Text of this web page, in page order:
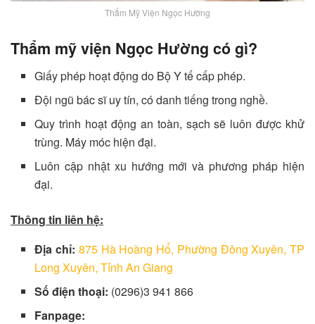
Thẩm Mỹ Viện Ngọc Hường
Thẩm mỹ viện Ngọc Hường có gì?
Giấy phép hoạt động do Bộ Y tế cấp phép.
Đội ngũ bác sĩ uy tín, có danh tiếng trong nghề.
Quy trình hoạt động an toàn, sạch sẽ luôn được khử
trùng. Máy móc hiện đại.
Luôn cập nhật xu hướng mới và phương pháp hiện
đại.
Thông tin liên hệ:
Địa chỉ: 875 Hà Hoàng Hổ, Phường Đông Xuyên, TP
Long Xuyên, Tỉnh An Giang
Số điện thoại: (0296)3 941 866
Fanpage: